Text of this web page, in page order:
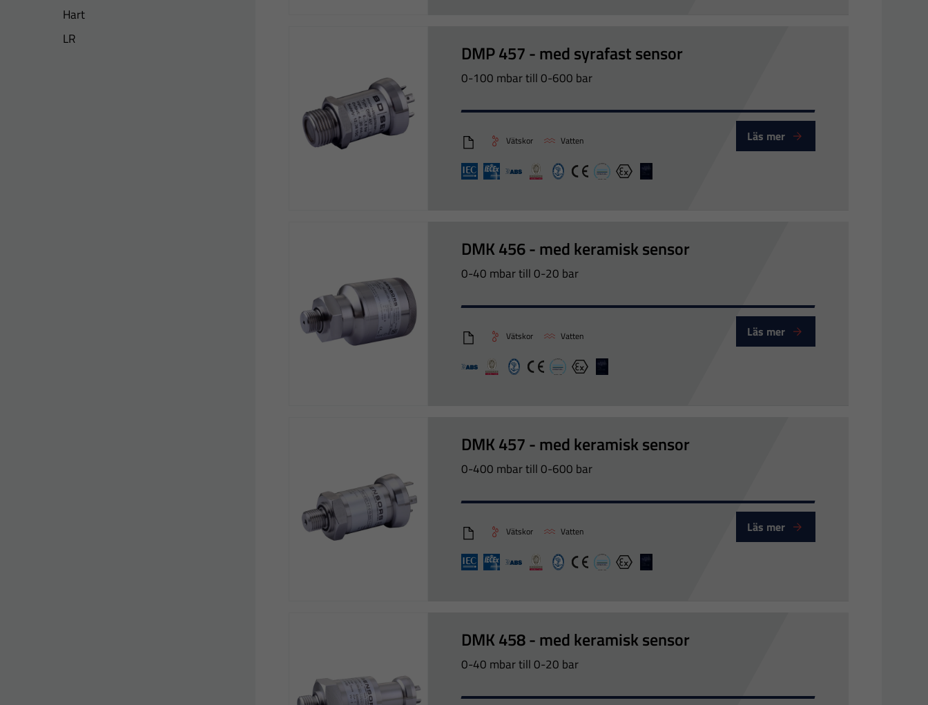
Hart
LR
DMP 457 - med syrafast sensor
0-100 mbar till 0-600 bar
DMP457_Eng
Vätskor Vatten Läs mer
IEX IECExABSBureau veritas
CCS CE DNV-GL
Ex LR
DMK 456 - med keramisk sensor
0-40 mbar till 0-20 bar
DMK456_Eng
Vätskor Vatten Läs mer
ABSBureau veritas
CCS CE DNV-GL
Ex LR
DMK 457 - med keramisk sensor
0-400 mbar till 0-600 bar
DMK457_Eng
Vätskor Vatten Läs mer
IEX IECExABSBureau veritas
CCS CE DNV-GL
Ex LR
DMK 458 - med keramisk sensor
0-40 mbar till 0-20 bar
Nödvändiga